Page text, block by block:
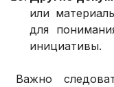
или
для
инициативы.
Важно